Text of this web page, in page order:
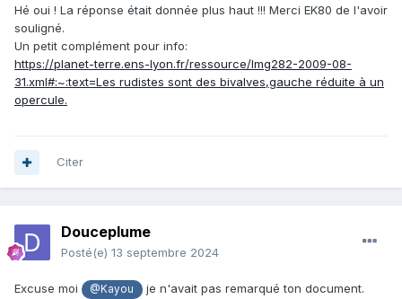
Hé oui ! La réponse était donnée plus haut !!! Merci EK80 de l'avoir
souligné.
Un petit complément pour info:
https://planet-terre.ens-lyon.fr/ressource/Img282-2009-08-
31.xml#:~:text=Les rudistes sont des bivalves,gauche réduite à un
opercule.
Citer
Douceplume
Posté(e) 13 septembre 2024
Excuse moi @Kayou
je n'avait pas remarqué ton document.